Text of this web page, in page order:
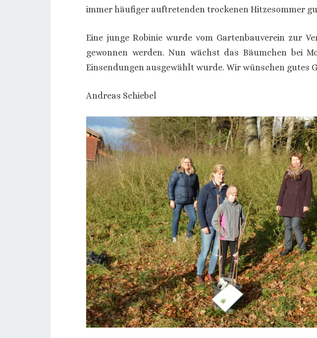
immer häufiger auftretenden trockenen Hitzesommer
Eine junge Robinie wurde vom Gartenbauverein zur
gewonnen werden. Nun wächst das Bäumchen bei
Einsendungen ausgewählt wurde. Wir wünschen gutes
Andreas Schiebel